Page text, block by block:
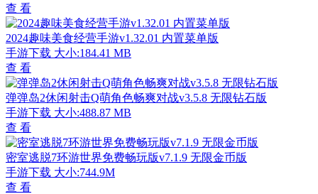
查 看
2024趣味美食经营手游v1.32.01 内置菜单版
手游下载 大小:184.41 MB
查 看
弹弹岛2休闲射击Q萌角色畅爽对战v3.5.8 无限钻石版
手游下载 大小:488.87 MB
查 看
密室逃脱7环游世界免费畅玩版v7.1.9 无限金币版
手游下载 大小:744.9M
查 看